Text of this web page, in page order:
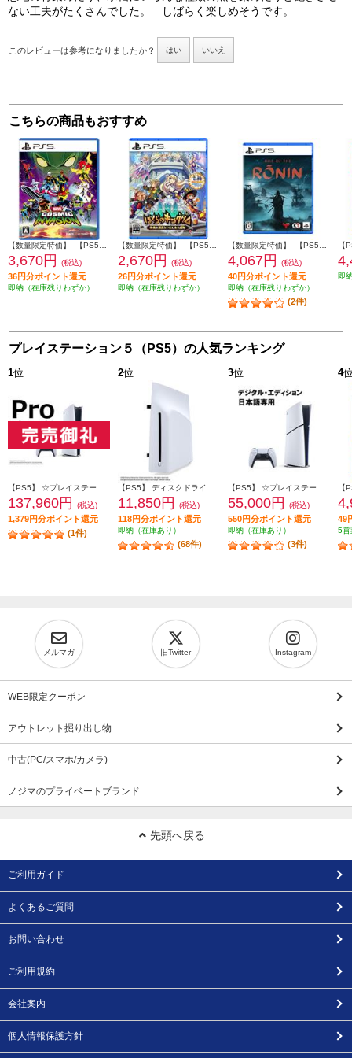
ない工夫がたくさんでした。 しばらく楽しめそうです。
このレビューは参考になりましたか？ はい いいえ
こちらの商品もおすすめ
【数量限定特価】 【PS5】 MARVEL Cosmic Invasion(マーベル コズミック インベージョン)
3,670円 (税込)
36円分ポイント還元
即納（在庫残りわずか）
【数量限定特価】 【PS5】 ぼくらのキングダム 時食む果実といにしえの魔物 通常版
2,670円 (税込)
26円分ポイント還元
即納（在庫残りわずか）
【数量限定特価】 【PS5】 Rise of the Ronin(ライズ・オブ・ローニン) 通常版
4,067円 (税込)
40円分ポイント還元
即納（在庫残りわずか）
(2件)
即
プレイステーション５（PS5）の人気ランキング
1位
【PS5】 ☆プレイステーション5 Pro本体（N）
137,960円 (税込)
1,379円分ポイント還元
(1件)
2位
【PS5】 ディスクドライブ(Slimモデル用)
11,850円 (税込)
118円分ポイント還元
即納（在庫あり）
(68件)
3位
【PS5】 ☆プレイステーション5本体 デジタル・エディション 日本語専用 Console Language: Japanese only
55,000円 (税込)
550円分ポイント還元
即納（在庫あり）
(3件)
4
【
49
5営
メルマガ 旧Twitter Instagram
WEB限定クーポン
アウトレット掘り出し物
中古(PC/スマホ/カメラ)
ノジマのプライベートブランド
先頭へ戻る
ご利用ガイド
よくあるご質問
お問い合わせ
ご利用規約
会社案内
個人情報保護方針